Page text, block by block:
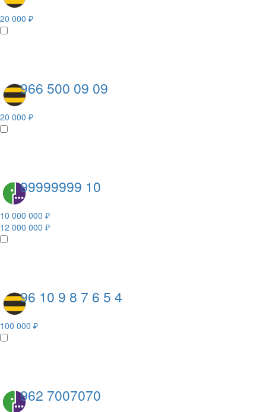
20 000 ₽
966 500 09 09
20 000 ₽
99999999 10
10 000 000 ₽
12 000 000 ₽
96 10 9 8 7 6 5 4
100 000 ₽
962 7007070